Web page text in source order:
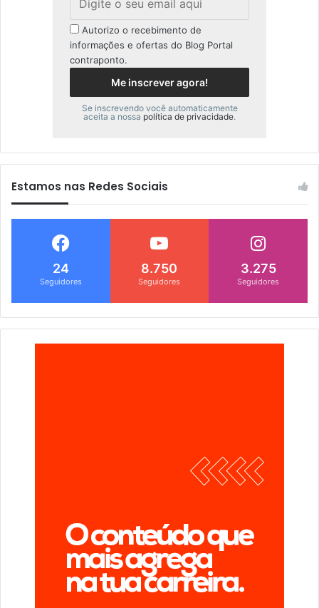
Autorizo o recebimento de
informações e ofertas do Blog Portal
contraponto.
Se inscrevendo você automaticamente
aceita a nossa política de privacidade.
Estamos nas Redes Sociais
24
Seguidores
8.750
Seguidores
3.275
Seguidores